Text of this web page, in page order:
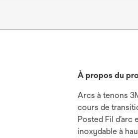
À propos du
Arcs à tenons
cours de
Posted Fil d’arc
inoxydable à